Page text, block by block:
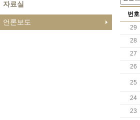
자료실
언론보도
번호
29
28
27
26
25
24
23